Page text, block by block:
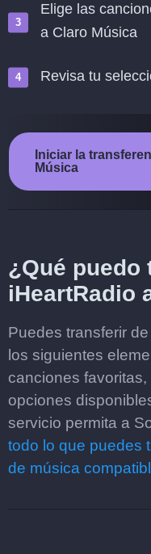
Elige las
a Claro Música
Revisa tu
Iniciar la
Música
¿Qué puedo
iHeartRadio
Puedes transferir
los siguientes
canciones
opciones
servicio permita a
todo lo que puedes
de música